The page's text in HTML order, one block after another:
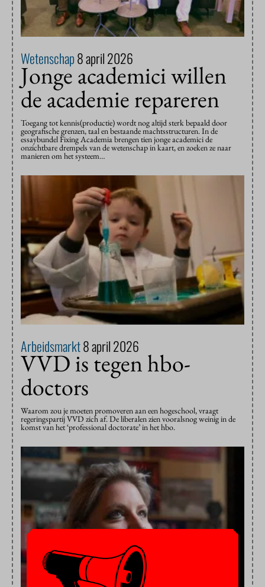
Wetenschap8 april 2026
Jonge academici willen
de academie repareren
Toegang tot kennis(productie) wordt nog altijd sterk bepaald door
geografische grenzen, taal en bestaande machtsstructuren. In de
essaybundel Fixing Academia brengen tien jonge academici de
onzichtbare drempels van de wetenschap in kaart, en zoeken ze naar
manieren om het systeem…
Arbeidsmarkt8 april 2026
VVD is tegen hbo-
doctors
Waarom zou je moeten promoveren aan een hogeschool, vraagt
regeringspartij VVD zich af. De liberalen zien vooralsnog weinig in de
komst van het ‘professional doctorate’ in het hbo.